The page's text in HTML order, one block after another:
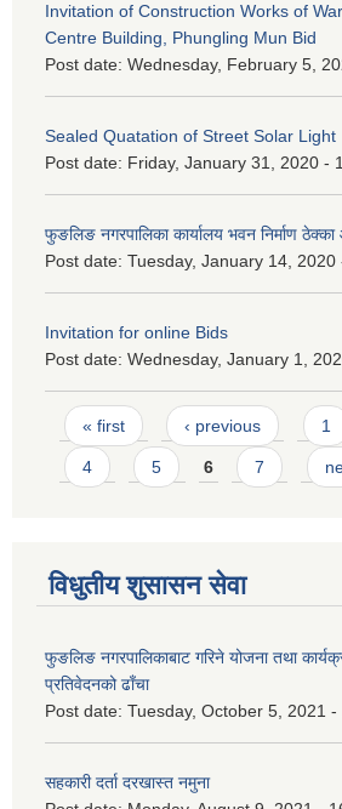
Invitation of Construction Works of
Centre Building, Phungling Mun Bid
Post date: Wednesday, February 5,
Sealed Quatation of Street Solar Light
Post date: Friday, January 31, 2020 -
फुङलिङ नगरपालिका कार्यालय भवन निर्माण
Post date: Tuesday, January 14, 2020
Invitation for online Bids
Post date: Wednesday, January 1,
Pages
« first ‹ previous 1
4 5 6 7
विधुतीय शुसासन सेवा
फुङलिङ नगरपालिकाबाट गरिने योजना तथा
प्रतिवेदनको ढाँचा
Post date: Tuesday, October 5, 2021 -
सहकारी दर्ता दरखास्त नमुना